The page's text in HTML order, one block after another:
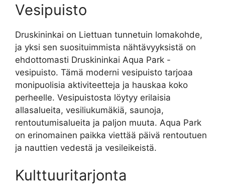
Vesipuisto
Druskininkai on Liettuan tunnetuin lomakohde,
ja yksi sen suosituimmista nähtävyyksistä on
ehdottomasti Druskininkai Aqua Park -
vesipuisto. Tämä moderni vesipuisto tarjoaa
monipuolisia aktiviteetteja ja hauskaa koko
perheelle. Vesipuistosta löytyy erilaisia
allasalueita, vesiliukumäkiä, saunoja,
rentoutumisalueita ja paljon muuta. Aqua Park
on erinomainen paikka viettää päivä rentoutuen
ja nauttien vedestä ja vesileikeistä.
Kulttuuritarjonta